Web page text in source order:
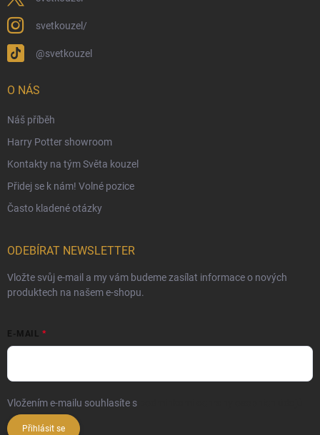
Ekologické balení objednávek
Podmínky ochrany osobních údajů
Ochranné známky a autorská práva
svetkouzel/
@svetkouzel
O NÁS
Náš příběh
Harry Potter showroom
Kontakty na tým Světa kouzel
Přidej se k nám! Volné pozice
Často kladené otázky
ODEBÍRAT NEWSLETTER
Vložte svůj e-mail a my vám budeme zasílat informace o nových
produktech na našem e-shopu.
E-MAIL
Vložením e-mailu souhlasíte s
Přihlásit se